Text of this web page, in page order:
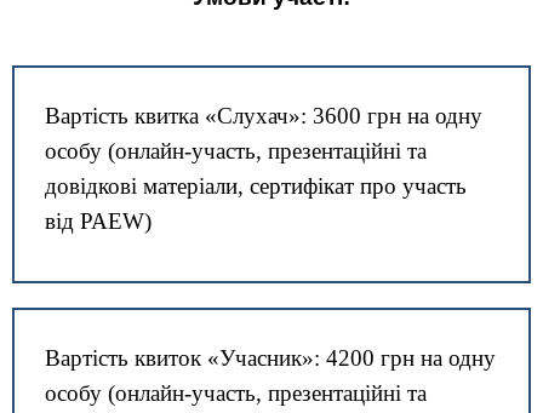
Вартість квитка «Слухач»: 3600 грн на одну
особу (онлайн-участь, презентаційні та
довідкові матеріали, сертифікат про участь
від PAEW)
Вартість квиток «Учасник»: 4200 грн на одну
особу (онлайн-участь, презентаційні та